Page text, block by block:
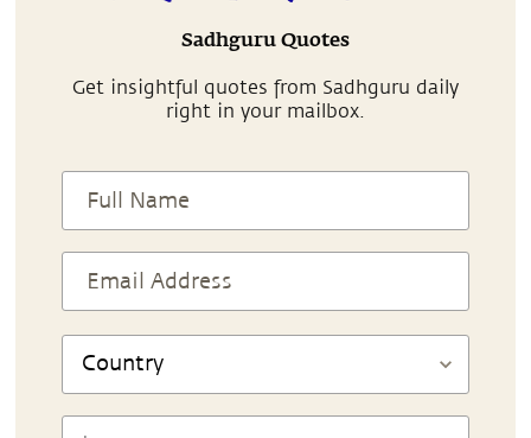
Sadhguru Quotes
Get insightful quotes from Sadhguru daily
right in your mailbox.